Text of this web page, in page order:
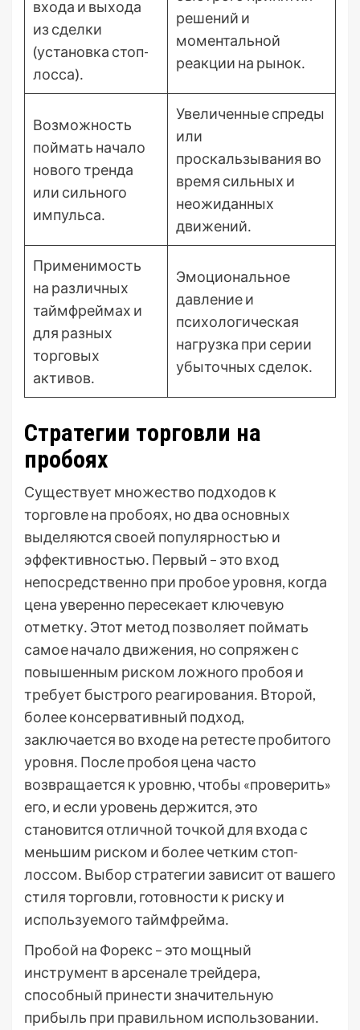
входа и выхода
из сделки
(установка стоп-
лосса)․
решений и
моментальной
реакции на рынок․
Возможность
поймать начало
нового тренда
или сильного
импульса․
Увеличенные спреды
или
проскальзывания во
время сильных и
неожиданных
движений․
Применимость
на различных
таймфреймах и
для разных
торговых
активов․
Эмоциональное
давление и
психологическая
нагрузка при серии
убыточных сделок․
Стратегии торговли на
пробоях
Существует множество подходов к
торговле на пробоях, но два основных
выделяются своей популярностью и
эффективностью․ Первый – это вход
непосредственно при пробое уровня, когда
цена уверенно пересекает ключевую
отметку․ Этот метод позволяет поймать
самое начало движения, но сопряжен с
повышенным риском ложного пробоя и
требует быстрого реагирования․ Второй,
более консервативный подход,
заключается во входе на ретесте пробитого
уровня․ После пробоя цена часто
возвращается к уровню, чтобы «проверить»
его, и если уровень держится, это
становится отличной точкой для входа с
меньшим риском и более четким стоп-
лоссом․ Выбор стратегии зависит от вашего
стиля торговли, готовности к риску и
используемого таймфрейма․
Пробой на Форекс – это мощный
инструмент в арсенале трейдера,
способный принести значительную
прибыль при правильном использовании․